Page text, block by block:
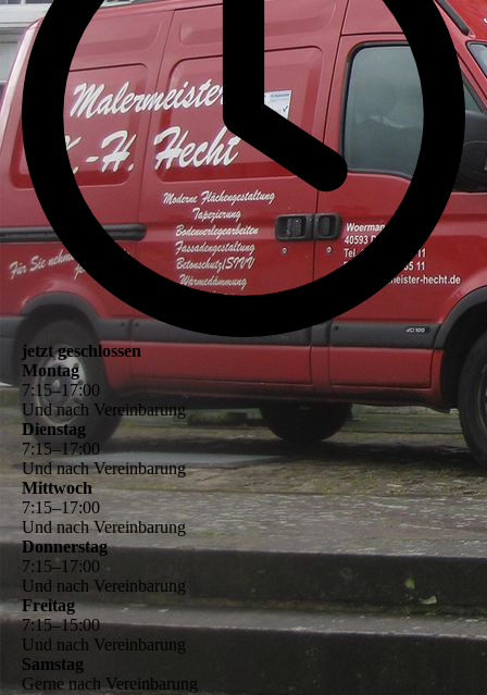
jetzt geschlossen
Montag
7:15–17:00
Und nach Vereinbarung
Dienstag
7:15–17:00
Und nach Vereinbarung
Mittwoch
7:15–17:00
Und nach Vereinbarung
Donnerstag
7:15–17:00
Und nach Vereinbarung
Freitag
7:15–15:00
Und nach Vereinbarung
Samstag
Gerne nach Vereinbarung